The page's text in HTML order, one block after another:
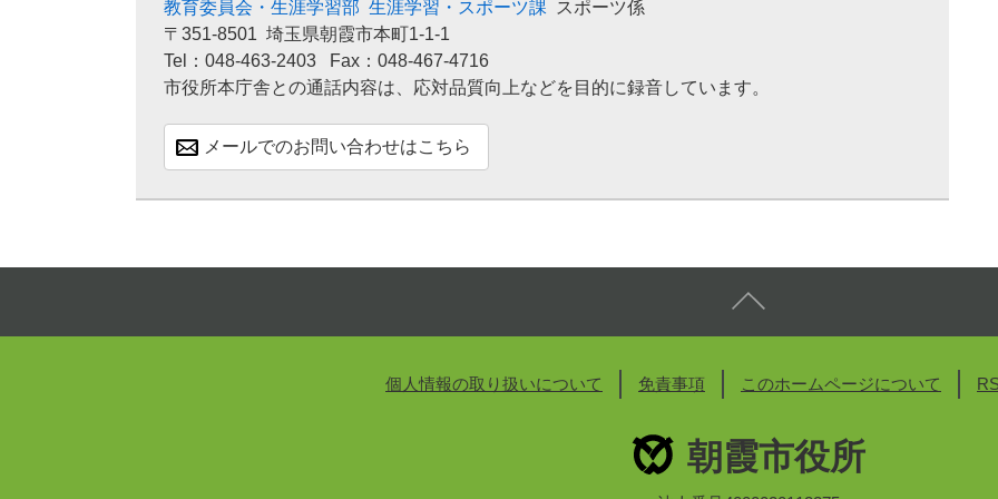
教育委員会・生涯学習部 生涯学習・スポーツ課
スポーツ係
〒351-8501 埼玉県朝霞市本町1-1-1
Tel：048-463-2403
Fax：048-467-4716
市役所本庁舎との通話内容は、応対品質向上などを目的に録音しています。
メールでのお問い合わせはこちら
個人情報の取り扱いについて 免責事項 このホームページについて
朝霞市役所